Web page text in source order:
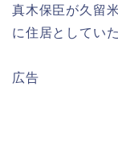
真木保臣が久留
に住居としてい
広告